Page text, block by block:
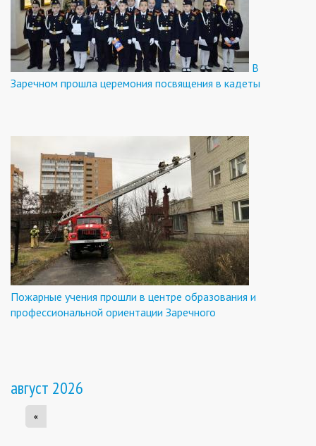
В
Заречном прошла церемония посвящения в кадеты
Пожарные учения прошли в центре образования и
профессиональной ориентации Заречного
август 2026
«